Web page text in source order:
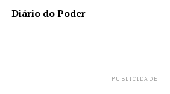
Diário do Poder
PUBLICIDADE